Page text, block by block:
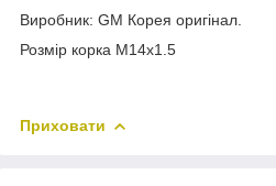
Виробник: GM Корея оригінал.
Розмір корка M14x1.5
Приховати